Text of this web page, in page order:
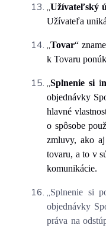
„Užívateľský
Užívateľa
„Tovar“
k Tovaru
„Splnenie sii
objednávky
hlavné
o spôsobe
zmluvy, ako
tovaru, a to v
komunikácie.
„Splnenie si
objednávky
práva na